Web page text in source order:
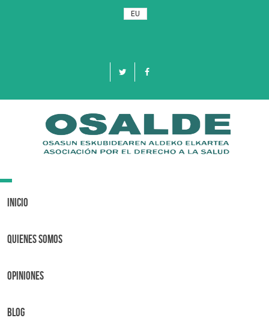
EU
Toggle
Inicio
Quienes Somos
OPINIONES
BLOG